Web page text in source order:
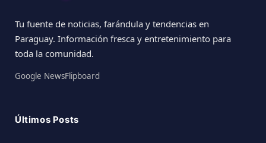
Tu fuente de noticias, farándula y tendencias en
Paraguay. Información fresca y entretenimiento para
toda la comunidad.
Google NewsFlipboard
Últimos Posts